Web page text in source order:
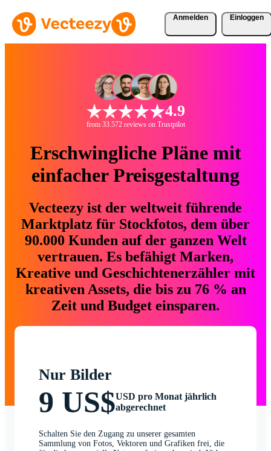
Anmelden Einloggen
4.9
from 33.572 reviews on Trustpilot
Erschwingliche Pläne mit
einfacher Preisgestaltung
Vecteezy ist der weltweit führende
Marktplatz für Stockfotos, dem über
90.000 Kunden auf der ganzen Welt
vertrauen. Es befähigt Marken,
Kreative und Geschichtenerzähler mit
kreativen Assets, die bis zu 76 % an
Zeit und Budget einsparen.
Nur Bilder
9 US$USD pro Monat jährlich
abgerechnet
Schalten Sie den Zugang zu unserer gesamten
Sammlung von Fotos, Vektoren und Grafiken frei, die